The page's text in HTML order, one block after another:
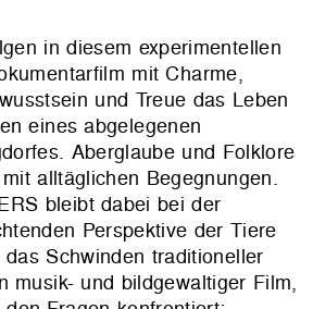
in diesem experimentellen
mit Charme,
und Treue das Leben
eines abgelegenen
Aberglaube und Folklore
alltäglichen Begegnungen.
bleibt dabei bei der
Perspektive der Tiere
Schwinden traditioneller
musik- und bildgewaltiger Film,